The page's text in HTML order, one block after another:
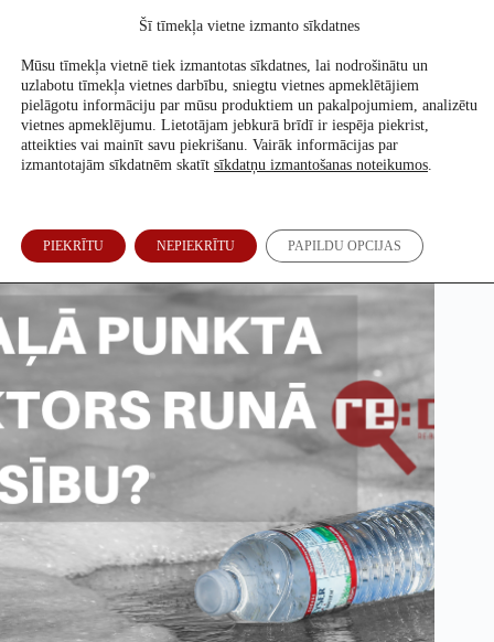
Atbalsti mūs
Vai Zaļais punkts runā patiesību?
Šī tīmekļa vietne izmanto sīkdatnes
Mūsu tīmekļa vietnē tiek izmantotas sīkdatnes, lai nodrošinātu un
uzlabotu tīmekļa vietnes darbību, sniegtu vietnes apmeklētājiem
pielāgotu informāciju par mūsu produktiem un pakalpojumiem, analizētu
vietnes apmeklējumu. Lietotājam jebkurā brīdī ir iespēja piekrist,
atteikties vai mainīt savu piekrišanu. Vairāk informācijas par
izmantotajām sīkdatnēm skatīt sīkdatņu izmantošanas noteikumos.
PIEKRĪTU NEPIEKRĪTU PAPILDU OPCIJAS